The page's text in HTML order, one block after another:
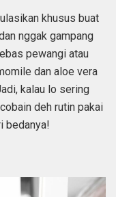
khusus buat
nggak gampang
pewangi atau
dan aloe vera
kalau lo sering
deh rutin pakai
bedanya!